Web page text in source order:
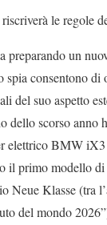
riscriverà le regole
preparando un
spia consentono di
del suo aspetto
dello scorso anno
elettrico BMW
il primo modello
Neue Klasse (tra
del mondo